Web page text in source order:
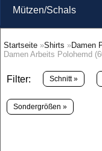
Mützen/Schals
Startseite »Shirts »Damen
Damen Arbeits Polohemd
Filter: Schnitt »
Sondergrößen »